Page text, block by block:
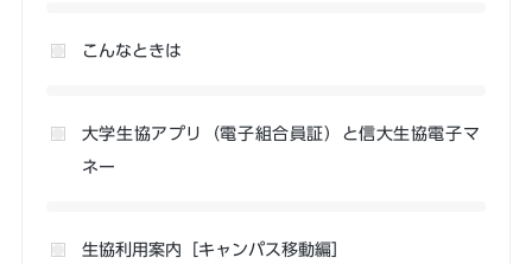
こんなときは
大学生協アプリ（電子組合員証）と信大生協電子マ
ネー
生協利用案内［キャンパス移動編］